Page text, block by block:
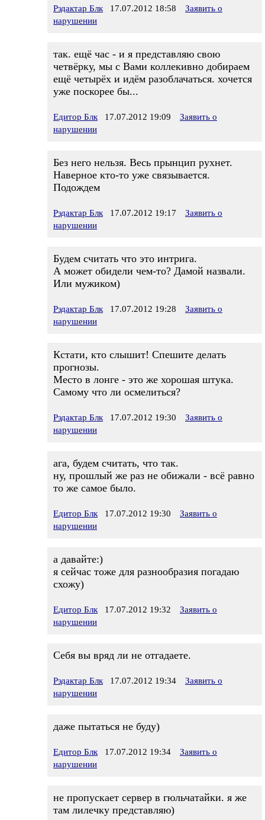
Рэдактар Блк 17.07.2012 18:58
Заявить о
нарушении
так. ещё час - и я представляю свою
четвёрку, мы с Вами коллекивно добираем
ещё четырёх и идём разоблачаться. хочется
уже поскорее бы...
Едитор Блк 17.07.2012 19:09
Заявить о
нарушении
Без него нельзя. Весь прынцип рухнет.
Наверное кто-то уже связывается.
Подождем
Рэдактар Блк 17.07.2012 19:17
Заявить о
нарушении
Будем считать что это интрига.
А может обидели чем-то? Дамой назвали.
Или мужиком)
Рэдактар Блк 17.07.2012 19:28
Заявить о
нарушении
Кстати, кто слышит! Спешите делать
прогнозы.
Место в лонге - это же хорошая штука.
Самому что ли осмелиться?
Рэдактар Блк 17.07.2012 19:30
Заявить о
нарушении
ага, будем считать, что так.
ну, прошлый же раз не обижали - всё равно
то же самое было.
Едитор Блк 17.07.2012 19:30
Заявить о
нарушении
а давайте:)
я сейчас тоже для разнообразия погадаю
схожу)
Едитор Блк 17.07.2012 19:32
Заявить о
нарушении
Себя вы вряд ли не отгадаете.
Рэдактар Блк 17.07.2012 19:34
Заявить о
нарушении
даже пытаться не буду)
Едитор Блк 17.07.2012 19:34
Заявить о
нарушении
не пропускает сервер в гюльчатайки. я же
там лилечку представляю)